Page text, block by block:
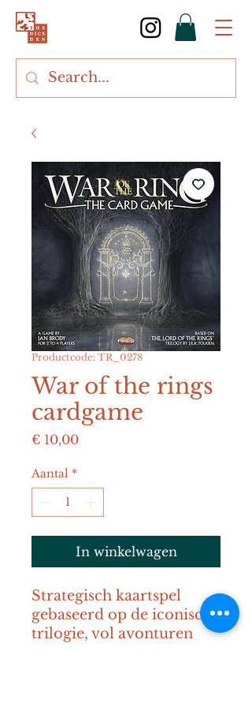
Productcode: TR_0278
War of the rings
cardgame
€ 10,00Prijs
Aantal *
In winkelwagen
Strategisch kaartspel
gebaseerd op de iconische
trilogie, vol avonturen